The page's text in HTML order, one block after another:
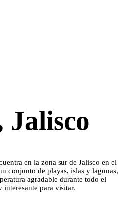
Jalisco
en la zona sur de Jalisco en el
conjunto de playas, islas y lagunas,
agradable durante todo el
interesante para visitar.